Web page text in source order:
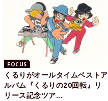
FOCUS
くるりがオールタイムベストア
ルバム『くるりの20回転』リ
リース記念ツア...